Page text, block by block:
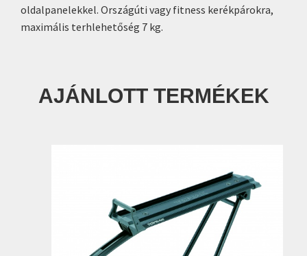
oldalpanelekkel. Országúti vagy fitness kerékpárokra,
maximális terhlehetőség 7 kg.
AJÁNLOTT TERMÉKEK